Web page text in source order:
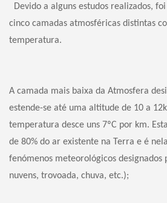
Devido a alguns estudos realizados,
cinco camadas atmosféricas distintas
temperatura.
A camada mais baixa da Atmosfera
estende-se até uma altitude de 10 a
temperatura desce uns 7ºC por km.
de 80% do ar existente na Terra e é
fenómenos meteorológicos designados
nuvens, trovoada, chuva, etc.);